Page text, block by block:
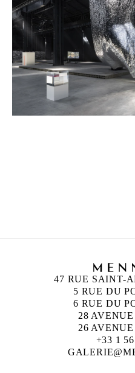
47 RUE SAINT-
5 RUE DU
6 RUE DU
28
26
+33 1